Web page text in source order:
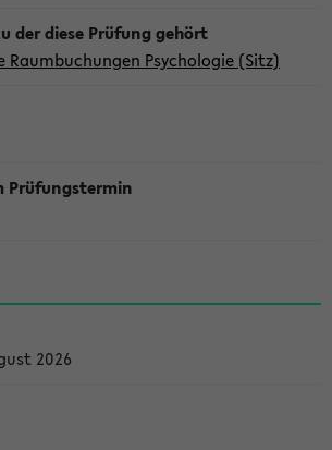
Raumbuchungen Psychologie (Sitz)
2026